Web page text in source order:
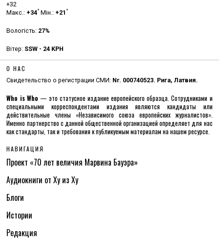
+32
Макс.: +34° Мін.: +21 °
Вологість: 27%
Вітер: SSW - 24 KPH
О НАС
Свидетельство о регистрации СМИ: Nr. 000740523. Рига, Латвия.
Who is Who — это статусное издание европейского образца. Сотрудниками и
специальными корреспондентами издания являются кандидаты или
действительные члены «Независимого союза европейских журналистов».
Именно партнерство с данной общественной организацией определяет для нас
как стандарты, так и требования к публикуемым материалам на нашем ресурсе.
НАВИГАЦИЯ
Проект «70 лет величия Марвина Бауэра»
Аудиокниги от Ху из Ху
Блоги
Истории
Редакция